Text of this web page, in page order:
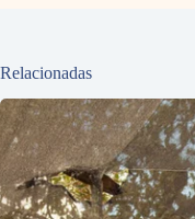
Relacionadas